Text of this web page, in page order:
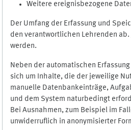
Weitere ereignisbezogene
Der Umfang der Erfassung und
den verantwortlichen Lehrenden
werden.
Neben der automatischen
sich um Inhalte, die der jeweilige
manuelle Datenbankeinträge,
und dem System naturbedingt
Bei Ausnahmen, zum Beispiel im
unwiderruflich in anonymisierter